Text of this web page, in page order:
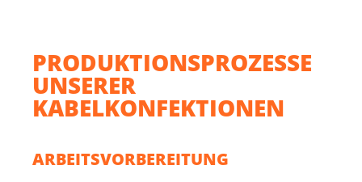
PRODUKTIONSPROZESSE
UNSERER
KABELKONFEKTIONEN
ARBEITSVORBEREITUNG